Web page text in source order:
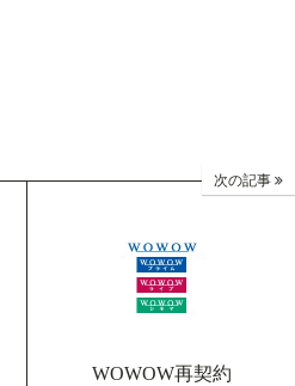
次の記事
WOWOW再契約